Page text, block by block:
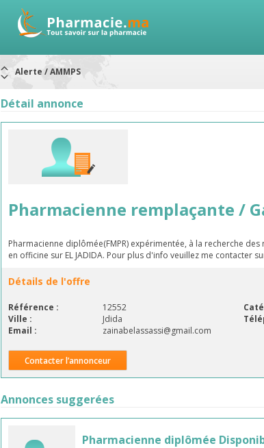
Alerte / AMMPS
ARRÊT DE COMMERCIALISATION
Rappel de lots : préparations lactées
Détail annonce
Pharmacienne remplaçante /
Pharmacienne diplômée(FMPR) expérimentée, à la recherche
en officine sur EL JADIDA. Pour plus d'info veuillez me contacter
Détails de l'offre
Référence : 12552
Ville :
Jdida
Email :
zainabelassassi@gmail.com
Contacter l’annonceur
Annonces suggerées
Pharmacienne diplômée